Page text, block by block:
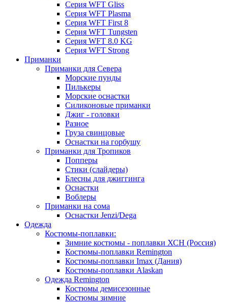
Серия WFT Gliss
Серия WFT Plasma
Серия WFT First 8
Серия WFT Tungsten
Серия WFT 8.0 KG
Серия WFT Strong
Приманки
Приманки для Севера
Морские пунды
Пилькеры
Морские оснастки
Силиконовые приманки
Джиг - головки
Разное
Груза свинцовые
Оснастки на горбушу
Приманки для Тропиков
Попперы
Стики (слайдеры)
Блесны для джиггинга
Оснастки
Воблеры
Приманки на сома
Оснастки Jenzi/Dega
Одежда
Костюмы-поплавки:
Зимние костюмы - поплавки ХСН (Россия)
Костюмы-поплавки Remington
Костюмы-поплавки Imax (Дания)
Костюмы-поплавки Alaskan
Одежда Remington
Костюмы демисезонные
Костюмы зимние